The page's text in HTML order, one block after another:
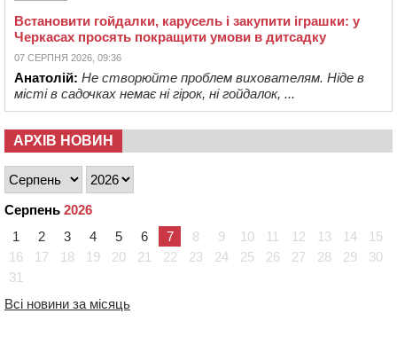
Встановити гойдалки, карусель і закупити іграшки: у
Черкасах просять покращити умови в дитсадку
07 СЕРПНЯ 2026, 09:36
Анатолій: Не створюйте проблем вихователям. Ніде в
місті в садочках немає ні гірок, ні гойдалок, ...
АРХІВ НОВИН
Серпень 2026
1
2 3 4 5 6 7 8 9 10 11 12 13 14
15
16
17 18 19 20 21 22 23 24 25 26 27 28 29
30
31
Всі новини за місяць